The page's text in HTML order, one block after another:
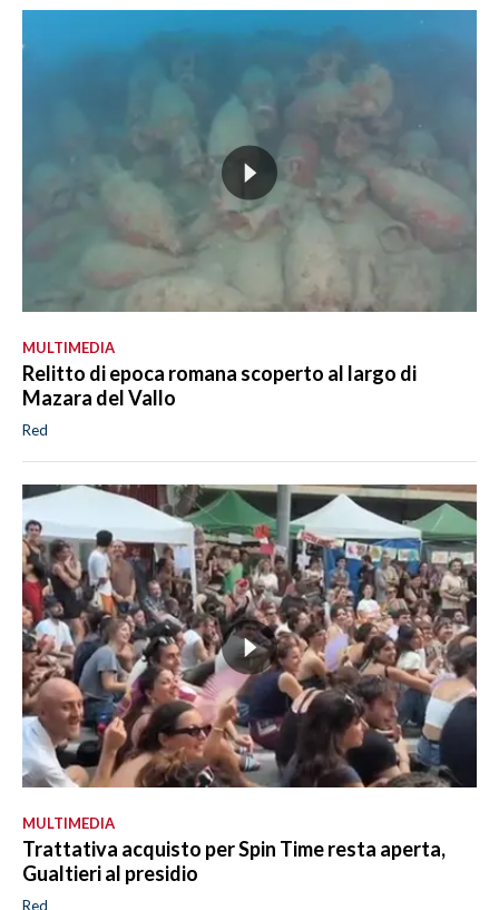
MULTIMEDIA
Relitto di epoca romana scoperto al largo di
Mazara del Vallo
Red
MULTIMEDIA
Trattativa acquisto per Spin Time resta aperta,
Gualtieri al presidio
Red